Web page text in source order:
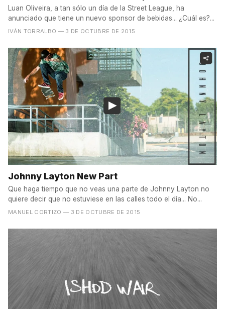
Luan Oliveira, a tan sólo un día de la Street League, ha
anunciado que tiene un nuevo sponsor de bebidas... ¿Cuál es?...
IVÁN TORRALBO — 3 DE OCTUBRE DE 2015
Johnny Layton New Part
Que haga tiempo que no veas una parte de Johnny Layton no
quiere decir que no estuviese en las calles todo el día... No...
MANUEL CORTIZO — 3 DE OCTUBRE DE 2015